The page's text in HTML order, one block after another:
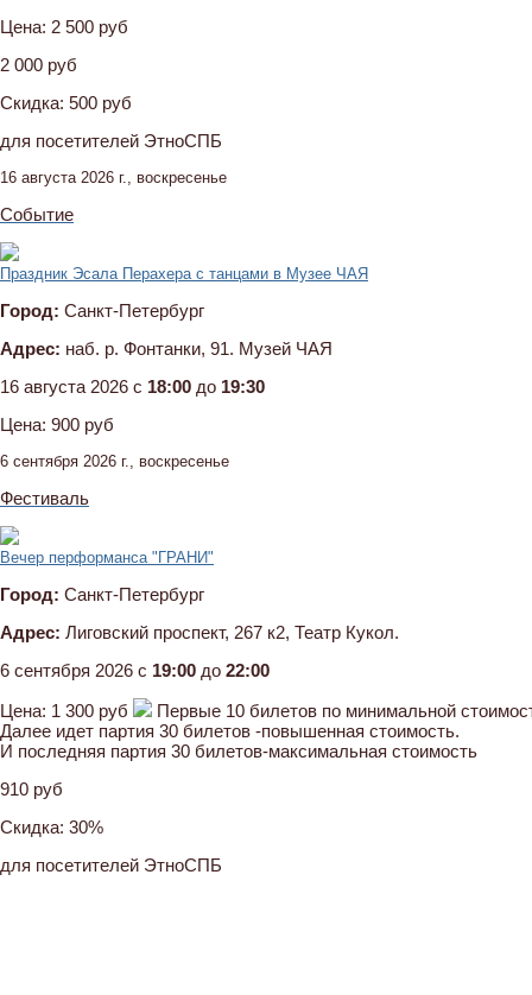
Цена: 2 500 руб
2 000 руб
Скидка: 500 руб
для посетителей ЭтноСПБ
16 августа 2026 г., воскресенье
Событие
Праздник Эсала Перахера с танцами в Музее ЧАЯ
Город: Санкт-Петербург
Адрес: наб. р. Фонтанки, 91. Музей ЧАЯ
16 августа 2026 c 18:00 до 19:30
Цена: 900 руб
6 сентября 2026 г., воскресенье
Фестиваль
Вечер перформанса "ГРАНИ"
Город: Санкт-Петербург
Адрес: Лиговский проспект, 267 к2, Театр Кукол.
6 сентября 2026 c 19:00 до 22:00
Цена: 1 300 руб
Первые 10 билетов по минимальной
Далее идет партия 30 билетов -повышенная стоимость.
И последняя партия 30 билетов-максимальная стоимость
910 руб
Скидка: 30%
для посетителей ЭтноСПБ